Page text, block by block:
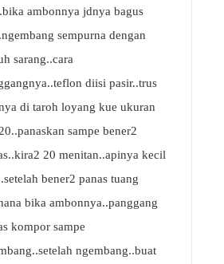
ambonnya jdnya bagus
sempurna dengan
sarang..cara
diisi pasir..trus
di taroh loyang kue ukuran
sampe bener2
20 menitan..apinya kecil
bener2 panas tuang
bika ambonnya..panggang
kompor sampe
ngembang..buat